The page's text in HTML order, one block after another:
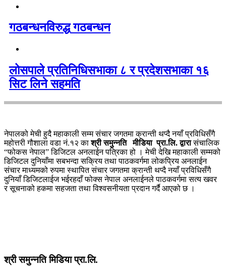
गठबन्धनविरुद्ध गठबन्धन
लोसपाले प्रतिनिधिसभाका ८ र प्रदेशसभाका १६
सिट लिने सहमति
नेपालको मेची हुदै महाकाली सम्म संचार जगतमा क्रान्ती थप्दै नयाँ प्रविधिसँगै
महोत्तरी गौशाला वडा नं.१२ काश्री समुन्नति मीडिया प्रा.लि. द्वारासंचालिक
“फोकस नेपाल” डिजिटल अनलाईन पत्रिका हो । मेची देखि महाकाली सम्मको
डिजिटल दुनियाँमा सबभन्दा सक्रिय तथा पाठकवर्गमा लोकप्रिय अनलाईन
संचार माध्यमको रुपमा स्थापित संचार जगतमा क्रान्ती थप्दै नयाँ प्रविधिसँगै
दुनियाँ डिजिटलाईज भईरहदाँ फोक्स नेपाल अनलाईनले पाठकवर्गमा सत्य खवर
र सूचनाको हकमा सहजता तथा विश्वसनीयता प्रदान गर्दै आएको छ ।
श्री समुन्नति मिडिया प्रा.लि.